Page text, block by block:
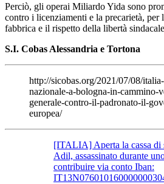
Perciò, gli operai Miliardo Yida sono
contro i licenziamenti e la precarietà, per
fabbrica e il rispetto della libertà
S.I. Cobas Alessandria e Tortona
http://sicobas.org/2021/07/08/
nazionale-a-bologna-in-cammino-
generale-contro-il-padronato-il-
europea/
[ITALIA] Aperta la cassa di
Adil, assassinato durante
contribuire via conto Iban: